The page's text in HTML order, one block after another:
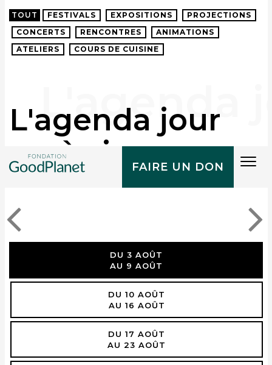
FAIRE UN DON
TOUT FESTIVALS EXPOSITIONS
PROJECTIONS
CONCERTS
RENCONTRES
ANIMATIONS
ATELIERS
COURS DE CUISINE
L'agenda jour
après jour
DU 3 AOÛT
AU 9 AOÛT
DU 10 AOÛT
AU 16 AOÛT
DU 17 AOÛT
AU 23 AOÛT